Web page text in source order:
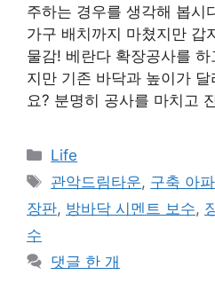
주하는 경우를 생각해 봅시
가구 배치까지 마쳤지만 갑
물감! 베란다 확장공사를
지만 기존 바닥과 높이가
요? 분명히 공사를 마치고
카
테
리
Life
태
그
관악드림타운, 구축 아
장판, 방바닥 시멘트 보수,
수
댓글 한 개